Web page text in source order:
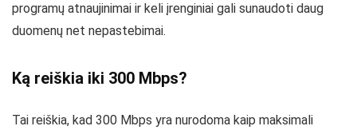
programų atnaujinimai ir keli įrenginiai gali sunaudoti daug
duomenų net nepastebimai.
Ką reiškia iki 300 Mbps?
Tai reiškia, kad 300 Mbps yra nurodoma kaip maksimali